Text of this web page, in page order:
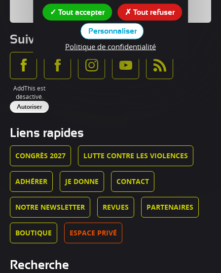
Suivez nous !
AddThis est
désactivé.
Autoriser
Liens rapides
CONGRÈS 2027 LUTTE CONTRE LES VIOLENCES
ADHÉRER JE DONNE CONTACT
NOTRE NEWSLETTER REVUES PARTENAIRES
BOUTIQUE ESPACE PRIVÉ
Recherche
Tout accepter Tout refuser
Personnaliser
Politique de confidentialité